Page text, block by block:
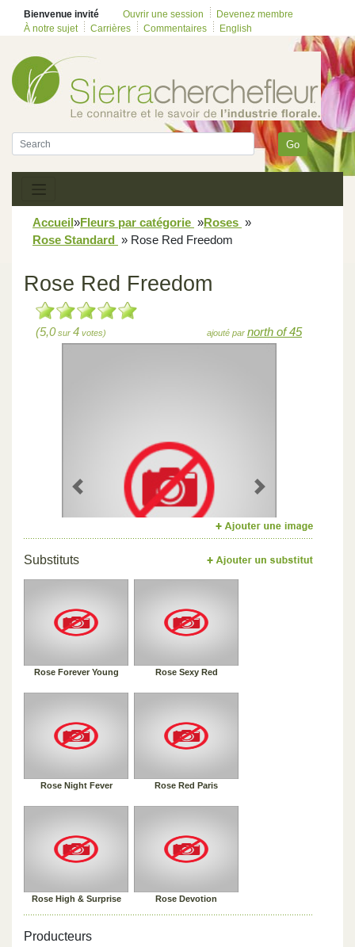
Bienvenue invité Ouvrir une session
Devenez membre
À notre sujet
Carrières Commentaires English
Go
Accueil»Fleurs par catégorie »Roses »
Rose Standard » Rose Red Freedom
Rose Red Freedom
(5,0sur 4 votes) ajouté par north of 45
Previous Next
Substituts
Rose Forever Young Rose Sexy Red
Rose Night Fever Rose Red Paris
Rose High & Surprise Rose Devotion
Producteurs